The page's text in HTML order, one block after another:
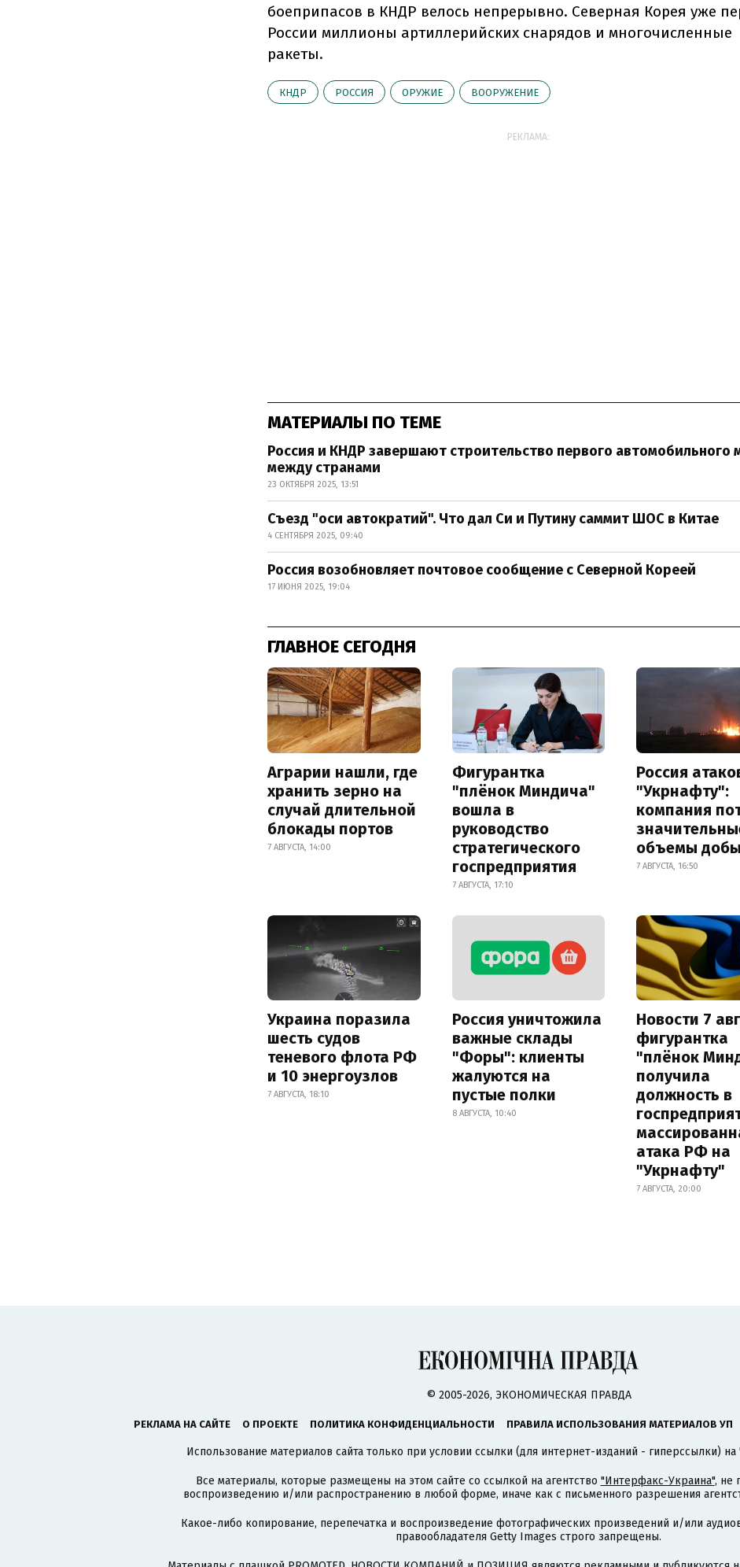
боеприпасов в КНДР велось непрерывно. Северная Корея уже
России миллионы артиллерийских снарядов и многочисленные
ракеты.
КНДР РОССИЯ ОРУЖИЕ ВООРУЖЕНИЕ
РЕКЛАМА:
МАТЕРИАЛЫ ПО ТЕМЕ
Россия и КНДР завершают строительство первого автомобильного
между странами
23 ОКТЯБРЯ 2025, 13:51
Съезд "оси автократий". Что дал Си и Путину саммит ШОС в Китае
4 СЕНТЯБРЯ 2025, 09:40
Россия возобновляет почтовое сообщение с Северной Кореей
17 ИЮНЯ 2025, 19:04
ГЛАВНОЕ СЕГОДНЯ
Аграрии нашли, где
хранить зерно на
случай длительной
блокады портов
7 АВГУСТА, 14:00
Фигурантка
"плёнок Миндича"
вошла в
руководство
стратегического
госпредприятия
7 АВГУСТА, 17:10
Россия
"Укрнафту":
компания
объемы
7 АВГУСТА, 16:50
Украина поразила
шесть судов
теневого флота РФ
и 10 энергоузлов
7 АВГУСТА, 18:10
Россия уничтожила
важные склады
"Форы": клиенты
жалуются на
пустые полки
8 АВГУСТА, 10:40
Новости 7
фигурантка
"плёнок
получила
должность в
атака РФ на
"Укрнафту"
7 АВГУСТА, 20:00
© 2005-2026, ЭКОНОМИЧЕСКАЯ ПРАВДА
РЕКЛАМА НА САЙТЕ О ПРОЕКТЕ ПОЛИТИКА КОНФИДЕНЦИАЛЬНОСТИ ПРАВИЛА ИСПОЛЬЗОВАНИЯ МАТЕРИАЛОВ УП
Использование материалов сайта только при условии ссылки (для интернет-изданий - гиперссылки)
Все материалы, которые размещены на этом сайте со ссылкой на агентство "Интерфакс-Украина", не
воспроизведению и/или распространению в любой форме, иначе как с письменного разрешения
Какое-либо копирование, перепечатка и воспроизведение фотографических произведений и/или
правообладателя Getty Images строго запрещены.